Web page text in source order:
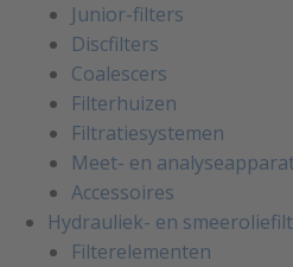
Junior-filters
Discfilters
Coalescers
Filterhuizen
Filtratiesystemen
Meet- en
Accessoires
Hydrauliek- en
Filterelementen